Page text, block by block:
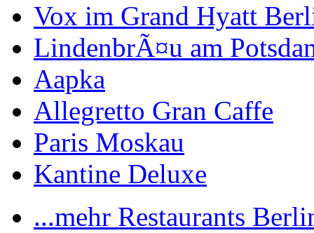
Vox im Grand Hyatt
LindenbrÃ¤u am
Aapka
Allegretto Gran Caffe
Paris Moskau
Kantine Deluxe
...mehr Restaurants